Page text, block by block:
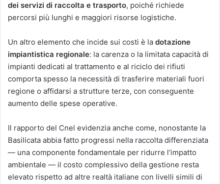
dei servizi di raccolta e trasporto, poiché richiede
percorsi più lunghi e maggiori risorse logistiche.
Un altro elemento che incide sui costi è la dotazione
impiantistica regionale: la carenza o la limitata capacità di
impianti dedicati al trattamento e al riciclo dei rifiuti
comporta spesso la necessità di trasferire materiali fuori
regione o affidarsi a strutture terze, con conseguente
aumento delle spese operative.
Il rapporto del Cnel evidenzia anche come, nonostante la
Basilicata abbia fatto progressi nella raccolta differenziata
— una componente fondamentale per ridurre l’impatto
ambientale — il costo complessivo della gestione resta
elevato rispetto ad altre realtà italiane con livelli simili di